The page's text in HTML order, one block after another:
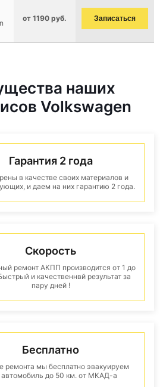
от 1190 руб. Записаться
наших
Volkswagen
Гарантия 2 года
в качестве своих материалов и
и даем на них гарантию 2 года.
Скорость
ремонт АКПП производится от 1 до
и качественнвй результат за
пару дней !
Бесплатно
ремонта мы бесплатно эвакуируем
до 50 км. от МКАД-а